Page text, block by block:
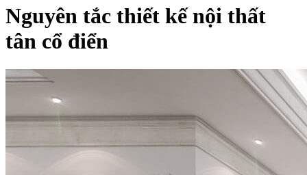
Nguyên tắc thiết kế nội thất
tân cổ điển